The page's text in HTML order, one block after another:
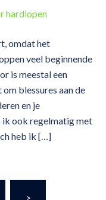
omdat het
veel beginnende
is meestal een
blessures aan de
en je
ook regelmatig met
heb ik […]
>